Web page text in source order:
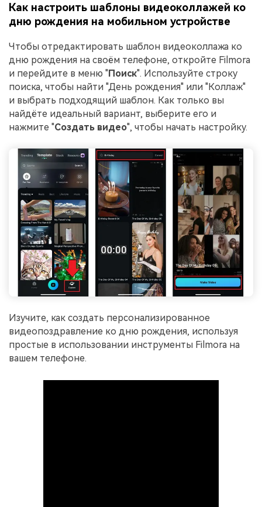
Как настроить шаблоны видеоколлажей ко
дню рождения на мобильном устройстве
Чтобы отредактировать шаблон видеоколлажа ко
дню рождения на своём телефоне, откройте Filmora
и перейдите в меню "Поиск". Используйте строку
поиска, чтобы найти "День рождения" или "Коллаж"
и выбрать подходящий шаблон. Как только вы
найдёте идеальный вариант, выберите его и
нажмите "Создать видео", чтобы начать настройку.
Изучите, как создать персонализированное
видеопоздравление ко дню рождения, используя
простые в использовании инструменты Filmora на
вашем телефоне.